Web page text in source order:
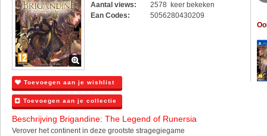
Aantal views:
2578 keer bekeken
Ean Codes:
5056280430209
Toevoegen aan je wishlist
Toevoegen aan je collectie
Beschrijving Brigandine: The Legend of Runersia
Verover het continent in deze grootste stragegiegame